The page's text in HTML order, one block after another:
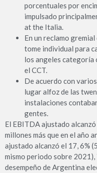
porcentuales por
impulsado
at the Italia.
En un reclamo
tome individual para
los angeles categoría
el CCT.
De acuerdo con
lugar alfoz de las
instalaciones
gentes.
El EBITDA ajustado
millones más que en el año
ajustado alcanzó el 17, 6%
mismo periodo sobre
desempeño de Argentina